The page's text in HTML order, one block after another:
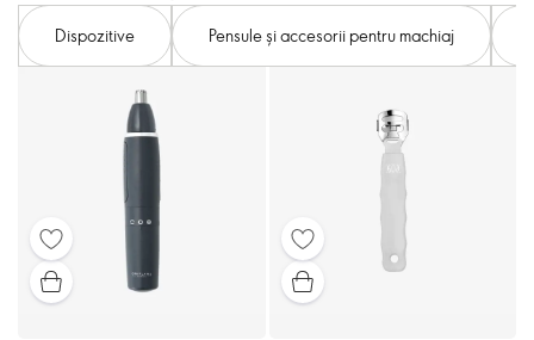
Dispozitive
Pensule și accesorii pentru machiaj